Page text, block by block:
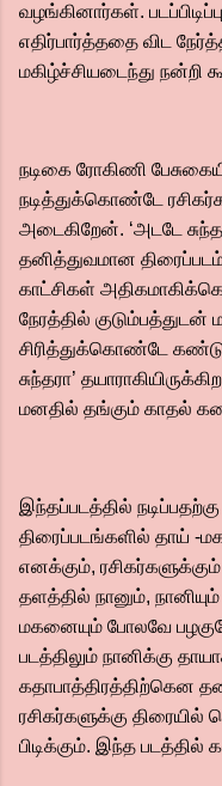
வழங்கினார்கள்.
எதிர்பார்த்ததை விட
மகிழ்ச்சியடைந்து நன்றி
நடிகை ரோகிணி
நடித்துக்கொண்டே
அடைகிறேன். ‘அடடே
தனித்துவமான
காட்சிகள்
நேரத்தில் குடும்பத்துடன்
சிரித்துக்கொண்டே கண்டு
சுந்தரா’
மனதில் தங்கும் காதல்
இந்தப்படத்தில்
திரைப்படங்களில் தாய் -
எனக்கும், ரசிகர்களுக்கும்
தளத்தில் நானும்,
மகனையும் போலவே
படத்திலும் நானிக்கு
கதாபாத்திரத்திற்கென
ரசிகர்களுக்கு
பிடிக்கும். இந்த